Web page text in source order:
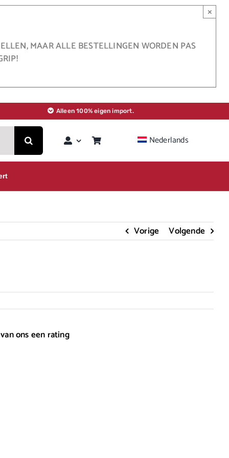
MAAR ALLE BESTELLINGEN WORDEN PAS
×
Alleen 100% eigen import.
Nederlands
Vorige Volgende
ons een rating